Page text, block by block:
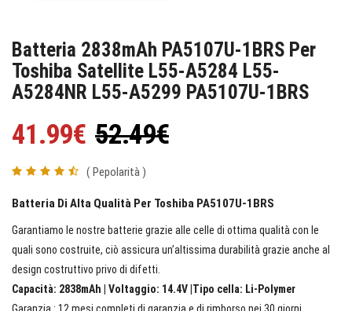
Batteria 2838mAh PA5107U-1BRS Per
Toshiba Satellite L55-A5284 L55-
A5284NR L55-A5299 PA5107U-1BRS
41.99€ 52.49€
( Pepolarità )
Batteria Di Alta Qualità Per Toshiba PA5107U-1BRS
Garantiamo le nostre batterie grazie alle celle di ottima qualità con le
quali sono costruite, ciò assicura un’altissima durabilità grazie anche al
design costruttivo privo di difetti.
Capacità: 2838mAh | Voltaggio: 14.4V |Tipo cella: Li-Polymer
Garanzia : 12 mesi completi di garanzia e di rimborso nei 30 giorni